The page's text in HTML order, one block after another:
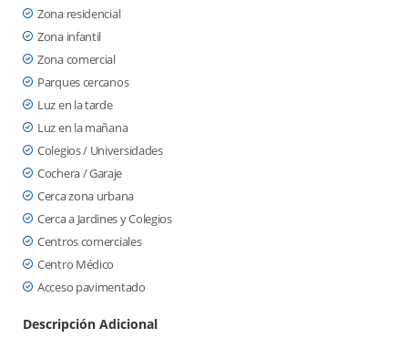
Zona residencial
Zona infantil
Zona comercial
Parques cercanos
Luz en la tarde
Luz en la mañana
Colegios / Universidades
Cochera / Garaje
Cerca zona urbana
Cerca a Jardines y Colegios
Centros comerciales
Centro Médico
Acceso pavimentado
Descripción Adicional